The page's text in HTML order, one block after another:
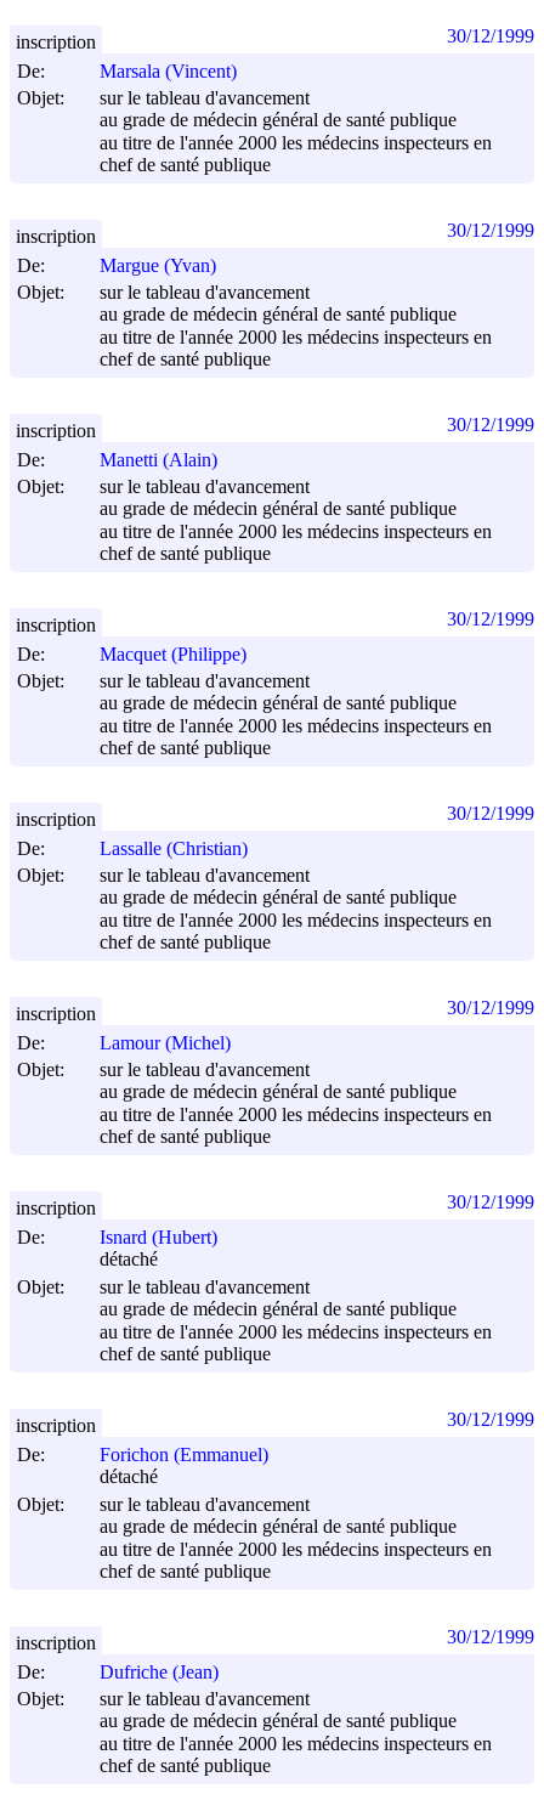
De:
Marsala (Vincent)
Objet:
sur le tableau d'avancement
au grade de médecin général de santé publique
au titre de l'année 2000 les médecins inspecteurs en
chef de santé publique
inscription 30/12/1999
De:
Margue (Yvan)
Objet:
sur le tableau d'avancement
au grade de médecin général de santé publique
au titre de l'année 2000 les médecins inspecteurs en
chef de santé publique
inscription 30/12/1999
De:
Manetti (Alain)
Objet:
sur le tableau d'avancement
au grade de médecin général de santé publique
au titre de l'année 2000 les médecins inspecteurs en
chef de santé publique
inscription 30/12/1999
De:
Macquet (Philippe)
Objet:
sur le tableau d'avancement
au grade de médecin général de santé publique
au titre de l'année 2000 les médecins inspecteurs en
chef de santé publique
inscription 30/12/1999
De:
Lassalle (Christian)
Objet:
sur le tableau d'avancement
au grade de médecin général de santé publique
au titre de l'année 2000 les médecins inspecteurs en
chef de santé publique
inscription 30/12/1999
De:
Lamour (Michel)
Objet:
sur le tableau d'avancement
au grade de médecin général de santé publique
au titre de l'année 2000 les médecins inspecteurs en
chef de santé publique
inscription 30/12/1999
De:
Isnard (Hubert)
détaché
Objet:
sur le tableau d'avancement
au grade de médecin général de santé publique
au titre de l'année 2000 les médecins inspecteurs en
chef de santé publique
inscription 30/12/1999
De:
Forichon (Emmanuel)
détaché
Objet:
sur le tableau d'avancement
au grade de médecin général de santé publique
au titre de l'année 2000 les médecins inspecteurs en
chef de santé publique
inscription 30/12/1999
De:
Dufriche (Jean)
Objet:
sur le tableau d'avancement
au grade de médecin général de santé publique
au titre de l'année 2000 les médecins inspecteurs en
chef de santé publique
inscription 30/12/1999